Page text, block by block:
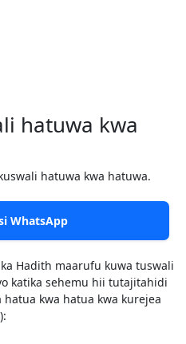
hatuwa kwa
hatuwa kwa hatuwa.
WhatsApp
Hadith maarufu kuwa tuswali
katika sehemu hii tutajitahidi
kwa hatua kwa kurejea